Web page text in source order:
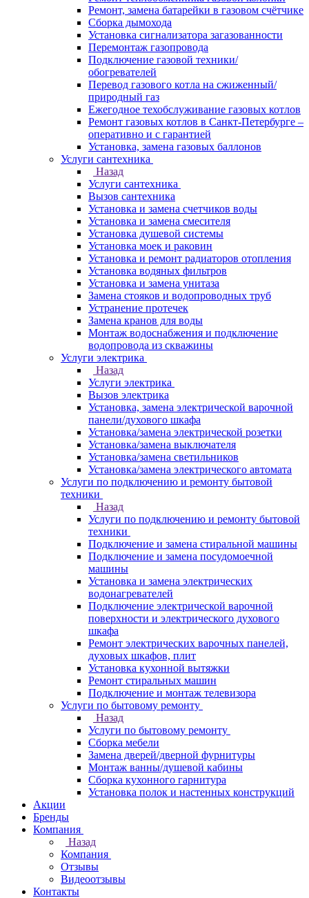
Ремонт, замена батарейки в газовом счётчике
Сборка дымохода
Установка сигнализатора загазованности
Перемонтаж газопровода
Подключение газовой техники/
обогревателей
Перевод газового котла на сжиженный/
природный газ
Ежегодное техобслуживание газовых котлов
Ремонт газовых котлов в Санкт-Петербурге –
оперативно и с гарантией
Установка, замена газовых баллонов
Услуги сантехника
Назад
Услуги сантехника
Вызов сантехника
Установка и замена счетчиков воды
Установка и замена смесителя
Установка душевой системы
Установка моек и раковин
Установка и ремонт радиаторов отопления
Установка водяных фильтров
Установка и замена унитаза
Замена стояков и водопроводных труб
Устранение протечек
Замена кранов для воды
Монтаж водоснабжения и подключение
водопровода из скважины
Услуги электрика
Назад
Услуги электрика
Вызов электрика
Установка, замена электрической варочной
панели/духового шкафа
Установка/замена электрической розетки
Установка/замена выключателя
Установка/замена светильников
Установка/замена электрического автомата
Услуги по подключению и ремонту бытовой
техники
Назад
Услуги по подключению и ремонту бытовой
техники
Подключение и замена стиральной машины
Подключение и замена посудомоечной
машины
Установка и замена электрических
водонагревателей
Подключение электрической варочной
поверхности и электрического духового
шкафа
Ремонт электрических варочных панелей,
духовых шкафов, плит
Установка кухонной вытяжки
Ремонт стиральных машин
Подключение и монтаж телевизора
Услуги по бытовому ремонту
Назад
Услуги по бытовому ремонту
Сборка мебели
Замена дверей/дверной фурнитуры
Монтаж ванны/душевой кабины
Сборка кухонного гарнитура
Установка полок и настенных конструкций
Акции
Бренды
Компания
Назад
Компания
Отзывы
Видеоотзывы
Контакты